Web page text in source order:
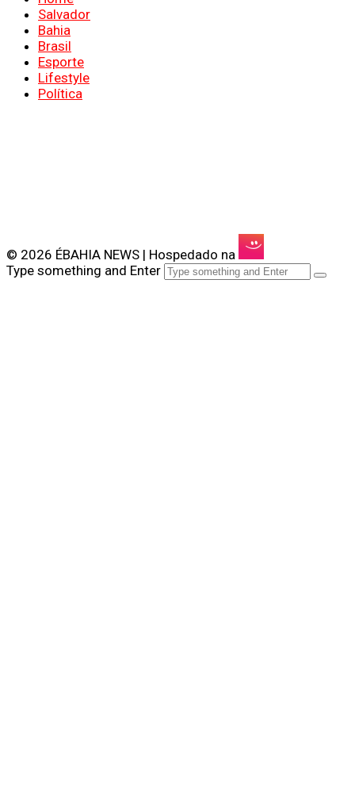
Salvador
Bahia
Brasil
Esporte
Lifestyle
Política
© 2026 ÉBAHIA NEWS | Hospedado na
Type something and Enter